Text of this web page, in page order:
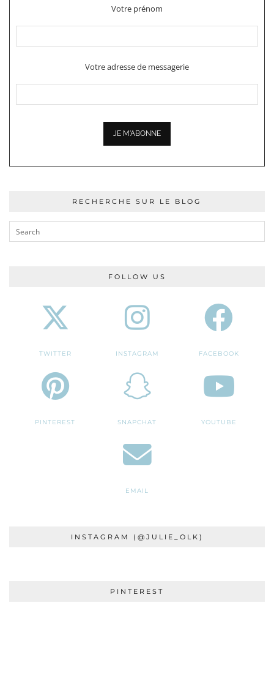
Votre prénom
Votre adresse de messagerie
RECHERCHE SUR LE BLOG
FOLLOW US
TWITTER INSTAGRAM FACEBOOK
PINTEREST SNAPCHAT YOUTUBE
EMAIL
INSTAGRAM (@JULIE_OLK)
PINTEREST